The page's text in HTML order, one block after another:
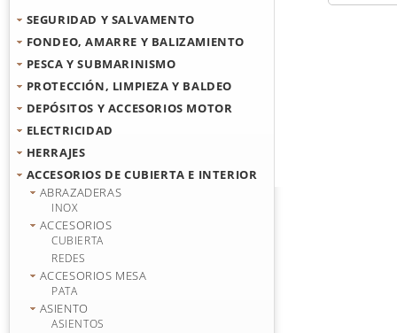
SEGURIDAD Y SALVAMENTO
FONDEO, AMARRE Y BALIZAMIENTO
PESCA Y SUBMARINISMO
PROTECCIÓN, LIMPIEZA Y BALDEO
DEPÓSITOS Y ACCESORIOS MOTOR
ELECTRICIDAD
HERRAJES
ACCESORIOS DE CUBIERTA E INTERIOR
ABRAZADERAS
INOX
ACCESORIOS
CUBIERTA
REDES
ACCESORIOS MESA
PATA
ASIENTO
ASIENTOS